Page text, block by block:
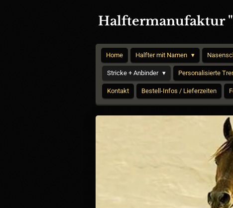
Halftermanufaktur
Home Halfter mit Namen
Stricke + Anbinder Personalisierte
Kontakt Bestell-Infos / Lieferzeiten